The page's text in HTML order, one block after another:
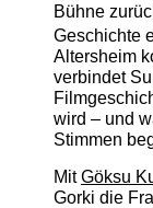
Bühne
Geschichte
Altersheim
verbindet
wird – und
Stimmen
MitGöksu
Gorki die